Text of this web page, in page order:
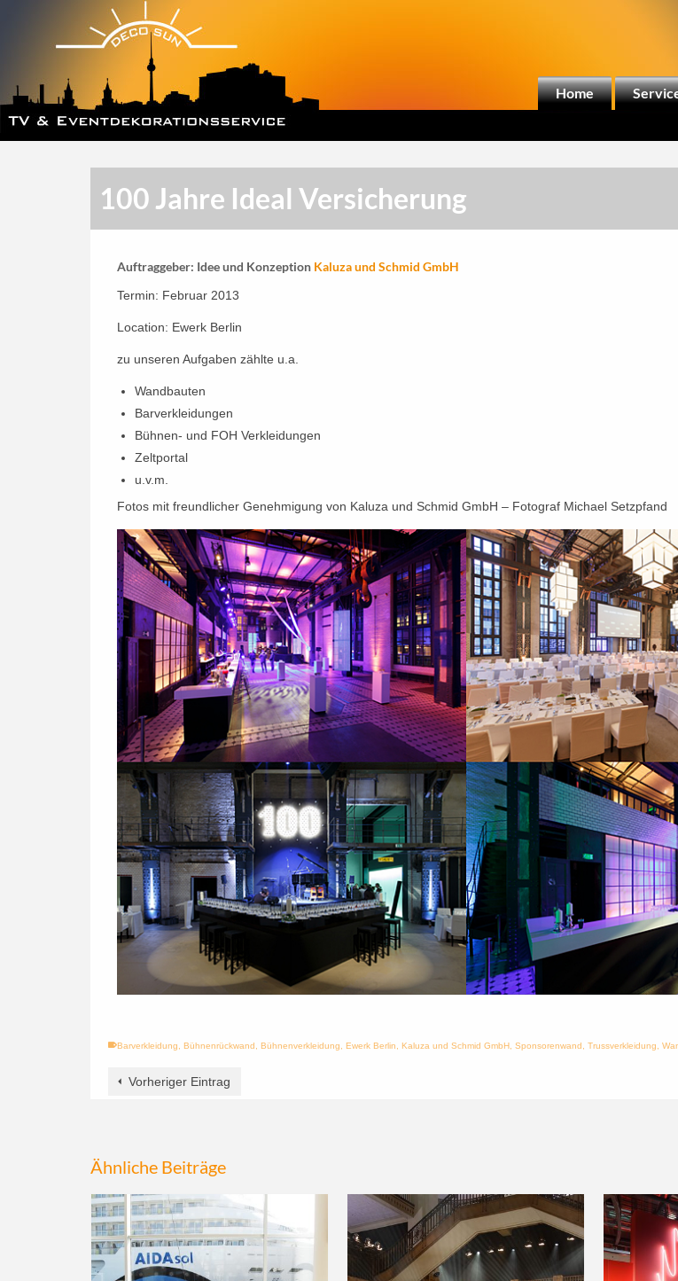
Home
100 Jahre Ideal Versicherung
Auftraggeber: Idee und Konzeption Kaluza und Schmid GmbH
Termin: Februar 2013
Location: Ewerk Berlin
zu unseren Aufgaben zählte u.a.
Wandbauten
Barverkleidungen
Bühnen- und FOH Verkleidungen
Zeltportal
u.v.m.
Fotos mit freundlicher Genehmigung von Kaluza und Schmid GmbH – Fotograf Michael Setzpfand
Barverkleidung Bühnenrückwand Bühnenverkleidung Ewerk Berlin Kaluza und Schmid GmbH Sponsorenwand Trussverkleidung
Vorheriger Eintrag
Ähnliche Beiträge